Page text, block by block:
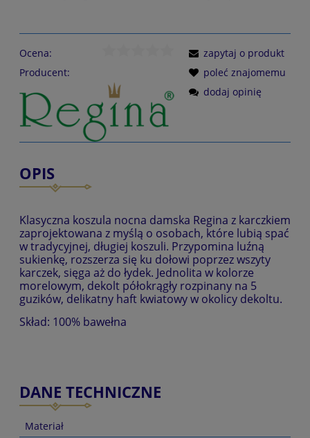
Ocena:
Producent:
zapytaj o produkt
poleć znajomemu
dodaj opinię
OPIS
Klasyczna koszula nocna damska Regina z karczkiem
zaprojektowana z myślą o osobach, które lubią spać
w tradycyjnej, długiej koszuli. Przypomina luźną
sukienkę, rozszerza się ku dołowi poprzez wszyty
karczek, sięga aż do łydek. Jednolita w kolorze
morelowym, dekolt półokrągły rozpinany na 5
guzików, delikatny haft kwiatowy w okolicy dekoltu.
Skład: 100% bawełna
DANE TECHNICZNE
Materiał